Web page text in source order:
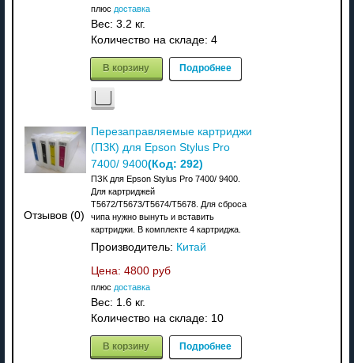
плюс доставка
Вес: 3.2 кг.
Количество на складе: 4
В корзину Подробнее
Отзывов (0)
Перезаправляемые картриджи
(ПЗК) для Epson Stylus Pro
7400/ 9400(Код: 292)
ПЗК для Epson Stylus Pro 7400/ 9400.
Для картриджей
T5672/T5673/T5674/T5678. Для сброса
чипа нужно вынуть и вставить
картриджи. В комплекте 4 картриджа.
Производитель: Китай
Цена: 4800 руб
плюс доставка
Вес: 1.6 кг.
Количество на складе: 10
В корзину Подробнее